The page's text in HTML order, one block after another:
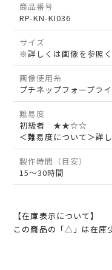
商品番号
RP-KN-KI036
サイズ
※詳しくは画像を参照く
画像使用糸
プチネップフォープラ
難易度
初級者 ★★☆☆
＜難易度について＞詳
製作時間（目安）
15～30時間
【在庫表示について】
この商品の「△」は在庫